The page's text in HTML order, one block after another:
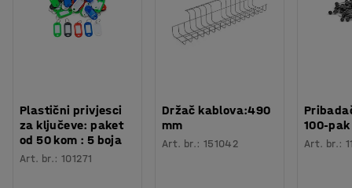
Plastični privjesci
za ključeve: paket
od 50 kom : 5 boja
Art. br.:101271
Držač kablova:490
mm
Art. br.: 151042
100-pak
Art. br.: